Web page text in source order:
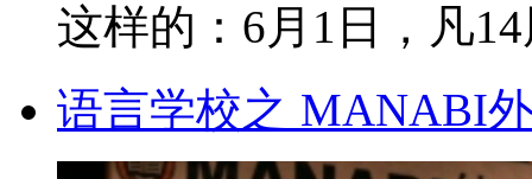
这样的：6月1日，凡
语言学校之 MANABI